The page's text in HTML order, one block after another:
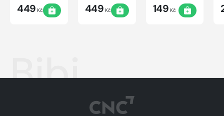
449 Kč 449 Kč 149 Kč
Bibi